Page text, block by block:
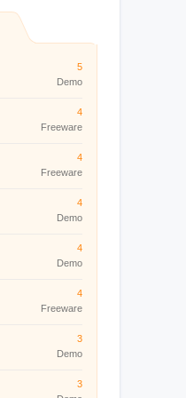
5
Demo
4
Freeware
4
Freeware
4
Demo
4
Demo
4
Freeware
3
Demo
3